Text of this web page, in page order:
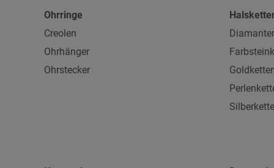
Ohrringe
Creolen
Ohrhänger
Ohrstecker